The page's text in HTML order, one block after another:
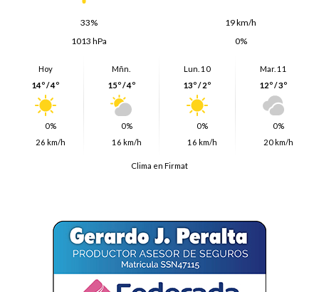
33%
19 km/h
1013 hPa
0%
Hoy
14º / 4º
0%
26 km/h
Mñn.
15º / 4º
0%
16 km/h
Lun. 10
13º / 2º
0%
16 km/h
Mar. 11
12º / 3º
0%
20 km/h
Clima en Firmat